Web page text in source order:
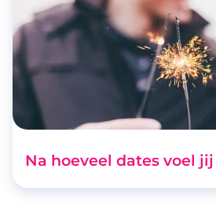
Na hoeveel dates voel